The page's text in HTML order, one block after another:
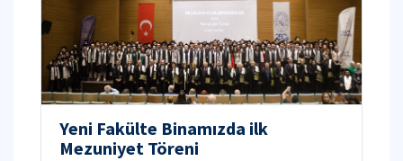
Yeni Fakülte Binamızda ilk
Mezuniyet Töreni